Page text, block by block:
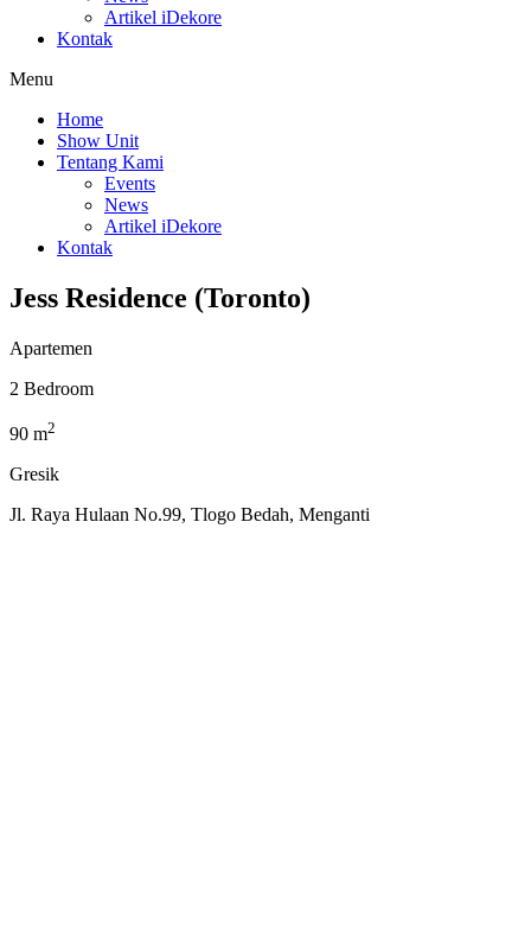
Artikel iDekore
Kontak
Menu
Home
Show Unit
Tentang Kami
Events
News
Artikel iDekore
Kontak
Jess Residence (Toronto)
Apartemen
2 Bedroom
90 m2
Gresik
Jl. Raya Hulaan No.99, Tlogo Bedah, Menganti